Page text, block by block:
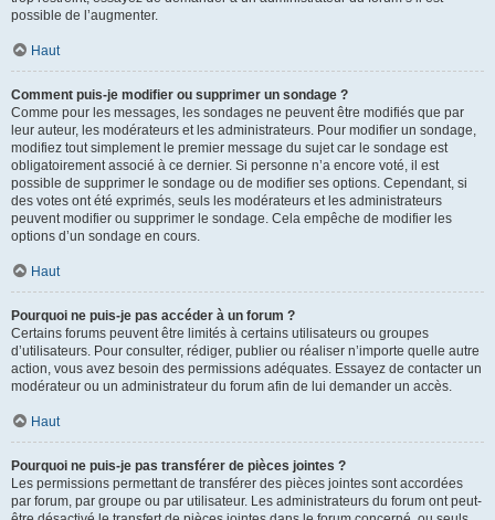
possible de l’augmenter.
Haut
Comment puis-je modifier ou supprimer un sondage ?
Comme pour les messages, les sondages ne peuvent être modifiés que par
leur auteur, les modérateurs et les administrateurs. Pour modifier un sondage,
modifiez tout simplement le premier message du sujet car le sondage est
obligatoirement associé à ce dernier. Si personne n’a encore voté, il est
possible de supprimer le sondage ou de modifier ses options. Cependant, si
des votes ont été exprimés, seuls les modérateurs et les administrateurs
peuvent modifier ou supprimer le sondage. Cela empêche de modifier les
options d’un sondage en cours.
Haut
Pourquoi ne puis-je pas accéder à un forum ?
Certains forums peuvent être limités à certains utilisateurs ou groupes
d’utilisateurs. Pour consulter, rédiger, publier ou réaliser n’importe quelle autre
action, vous avez besoin des permissions adéquates. Essayez de contacter un
modérateur ou un administrateur du forum afin de lui demander un accès.
Haut
Pourquoi ne puis-je pas transférer de pièces jointes ?
Les permissions permettant de transférer des pièces jointes sont accordées
par forum, par groupe ou par utilisateur. Les administrateurs du forum ont peut-